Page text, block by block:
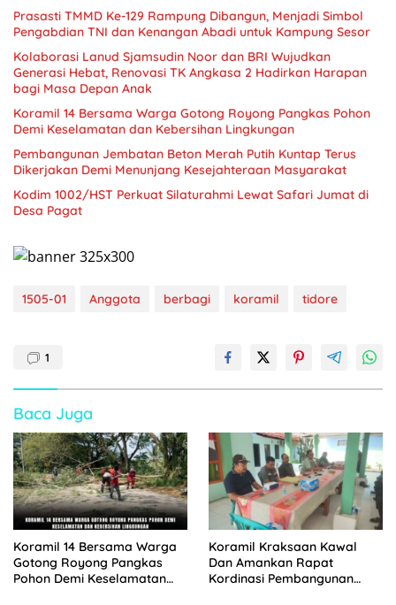
Prasasti TMMD Ke-129 Rampung Dibangun, Menjadi Simbol
Pengabdian TNI dan Kenangan Abadi untuk Kampung Sesor
Kolaborasi Lanud Sjamsudin Noor dan BRI Wujudkan
Generasi Hebat, Renovasi TK Angkasa 2 Hadirkan Harapan
bagi Masa Depan Anak
Koramil 14 Bersama Warga Gotong Royong Pangkas Pohon
Demi Keselamatan dan Kebersihan Lingkungan
Pembangunan Jembatan Beton Merah Putih Kuntap Terus
Dikerjakan Demi Menunjang Kesejahteraan Masyarakat
Kodim 1002/HST Perkuat Silaturahmi Lewat Safari Jumat di
Desa Pagat
1505-01 Anggota berbagi koramil tidore
1
Baca Juga
Koramil 14 Bersama Warga
Gotong Royong Pangkas
Pohon Demi Keselamatan
Koramil Kraksaan Kawal
Dan Amankan Rapat
Kordinasi Pembangunan